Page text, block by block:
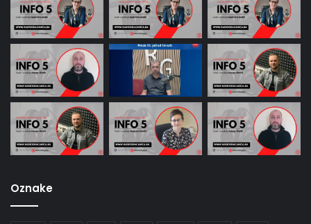
Oznake